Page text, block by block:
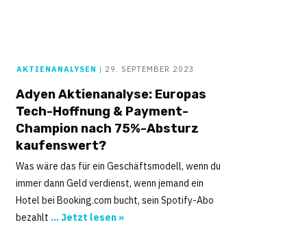
AKTIENANALYSEN | 29. SEPTEMBER 2023
Adyen Aktienanalyse: Europas
Tech-Hoffnung & Payment-
Champion nach 75%-Absturz
kaufenswert?
Was wäre das für ein Geschäftsmodell, wenn du
immer dann Geld verdienst, wenn jemand ein
Hotel bei Booking.com bucht, sein Spotify-Abo
bezahlt ... Jetzt lesen »